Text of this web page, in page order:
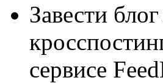
Завести
сервисе